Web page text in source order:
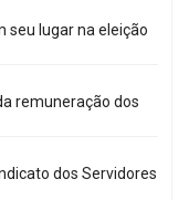
seu lugar na eleição
remuneração dos
dos Servidores